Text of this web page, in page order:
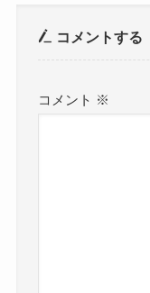
コメントする
コメント ※